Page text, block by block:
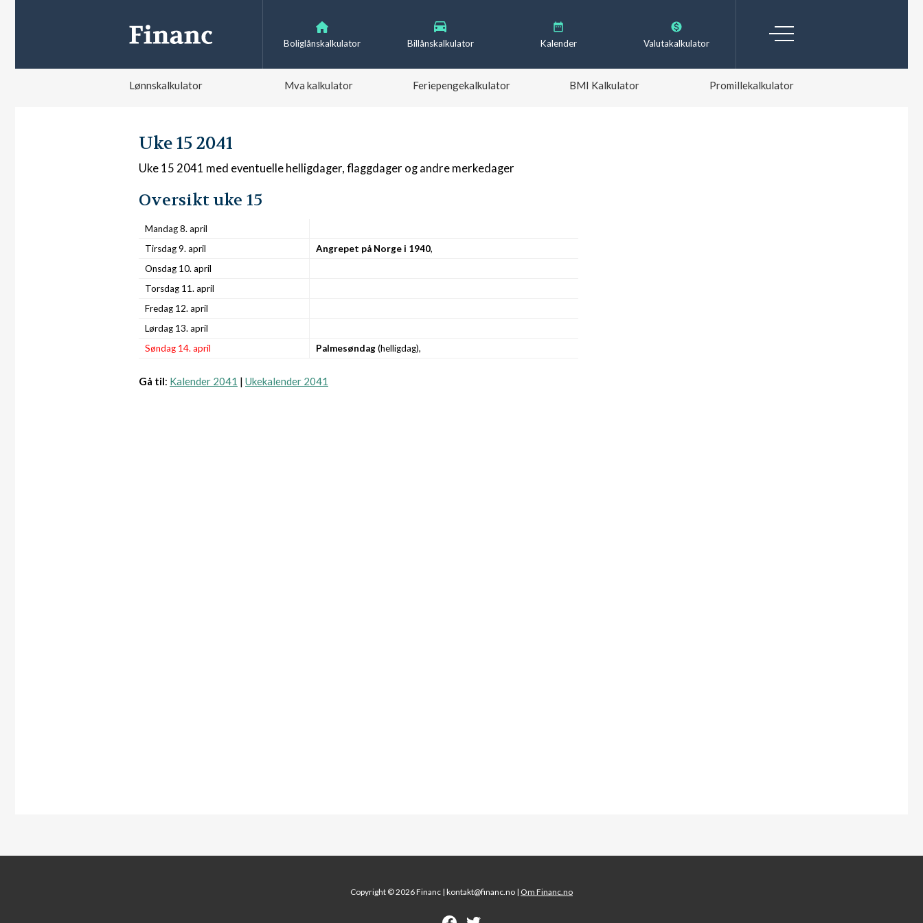
Boliglånskalkulator Billånskalkulator Kalender Valutakalkulator
Lønnskalkulator Mva kalkulator Feriepengekalkulator BMI Kalkulator Promillekalkulator
Uke 15 2041
Uke 15 2041 med eventuelle helligdager, flaggdager og andre merkedager
Oversikt uke 15
Mandag 8. april
Tirsdag 9. april
Angrepet på Norge i 1940,
Onsdag 10. april
Torsdag 11. april
Fredag 12. april
Lørdag 13. april
Søndag 14. april
Palmesøndag(helligdag),
Gå til: Kalender 2041 | Ukekalender 2041
Copyright © 2026 Financ | kontakt@financ.no | Om Financ.no